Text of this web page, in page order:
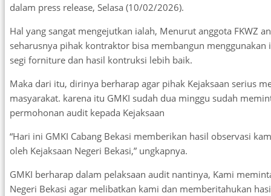
dalam press release, Selasa (10/02/2026).
Hal yang sangat mengejutkan ialah, Menurut anggota FKWZ
seharusnya pihak kontraktor bisa membangun menggunakan
segi forniture dan hasil kontruksi lebih baik.
Maka dari itu, dirinya berharap agar pihak Kejaksaan serius
masyarakat. karena itu GMKI sudah dua minggu sudah
permohonan audit kepada Kejaksaan
“Hari ini GMKI Cabang Bekasi memberikan hasil observasi
oleh Kejaksaan Negeri Bekasi,” ungkapnya.
GMKI berharap dalam pelaksaan audit nantinya, Kami
Negeri Bekasi agar melibatkan kami dan memberitahukan